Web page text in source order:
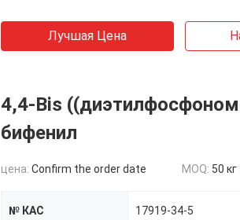
Лучшая Цена
4,4-Bis
бифенил
цена: Confirm the order date MOQ: 50 кг
№ КАС 17919-34-5